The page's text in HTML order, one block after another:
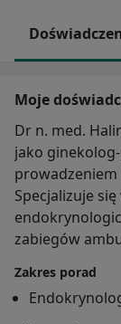
Moje
Dr n. med.
jako
prowadzeniem
Specjalizuje
zabiegów
Zakres porad